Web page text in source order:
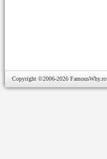
Copyright ©2006-2026 FamousWhy.ro